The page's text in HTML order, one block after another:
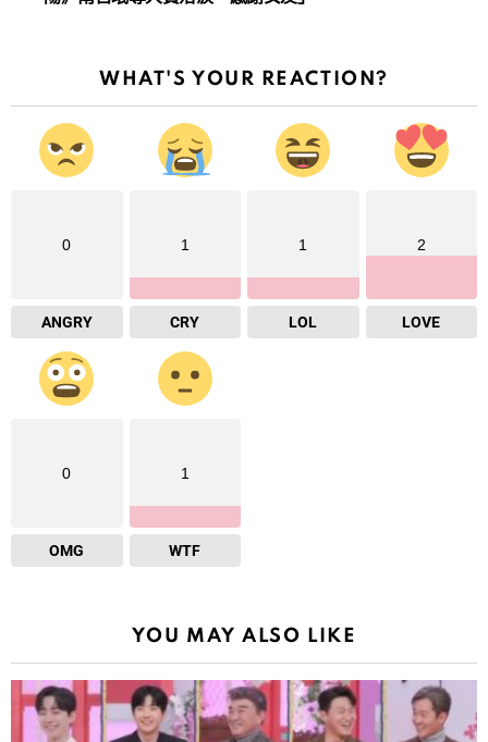
WHAT'S YOUR REACTION?
0
ANGRY
1
CRY
1
LOL
2
LOVE
0
OMG
1
WTF
YOU MAY ALSO LIKE